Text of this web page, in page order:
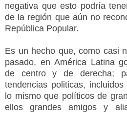
negativa que esto podría
de la región que aún no
República Popular.
Es un hecho que, como casi
pasado, en América Latina
de centro y de derecha;
tendencias politicas,
lo mismo que políticos de
ellos grandes amigos y